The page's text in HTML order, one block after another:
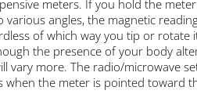
in more expensive meters. If you
and tip it to various angles, the
same regardless of which way you
similar, although the presence of
readings will vary more. The radio/
radiowaves when the meter is